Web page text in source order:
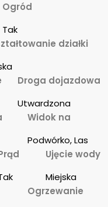
Ogród
Tak
działki
Droga dojazdowa
Utwardzona
Widok na
Podwórko, Las
Ujęcie wody
Miejska
Ogrzewanie